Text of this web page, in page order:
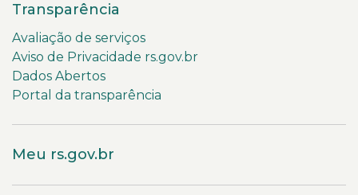
Transparência
Avaliação de serviços
Aviso de Privacidade rs.gov.br
Dados Abertos
Portal da transparência
Meu rs.gov.br